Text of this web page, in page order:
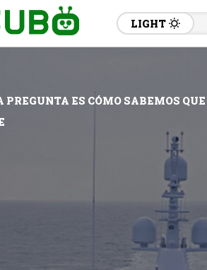
LIGHT
PREGUNTA ES CÓMO SABEMOS